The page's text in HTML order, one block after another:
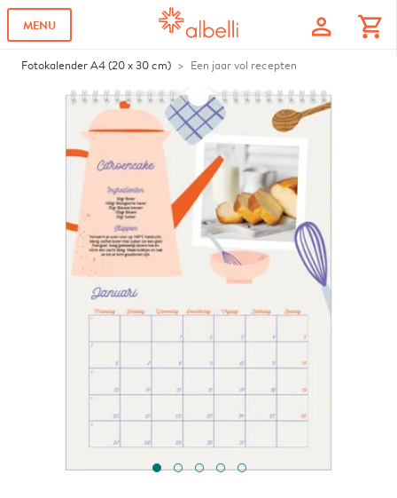
MENU profile shopping_cart
Fotokalender A4 (20 x 30 cm) Een jaar vol recepten